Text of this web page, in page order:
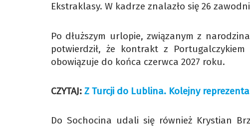
Ekstraklasy. W kadrze znalazło się 26
Po dłuższym urlopie, związanym z
potwierdził, że kontrakt z
obowiązuje do końca czerwca 2027 roku.
CZYTAJ: Z Turcji do Lublina. Kolejny
Do Sochocina udali się również Krystian